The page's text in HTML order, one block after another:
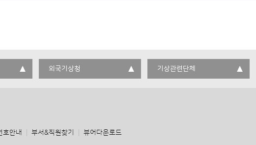
외국기상청 기상관련단체
호안내 부서&직원찾기 뷰어다운로드